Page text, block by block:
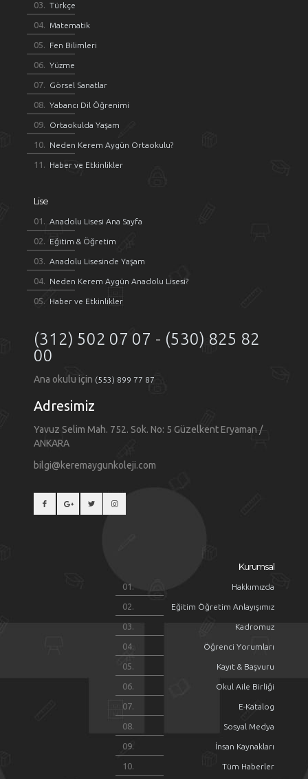
Türkçe
Matematik
Fen Bilimleri
Yüzme
Görsel Sanatlar
Yabancı Dil Öğrenimi
Ortaokulda Yaşam
Neden Kerem Aygün Ortaokulu?
Haber ve Etkinlikler
Lise
Anadolu Lisesi Ana Sayfa
Eğitim & Öğretim
Anadolu Lisesinde Yaşam
Neden Kerem Aygün Anadolu Lisesi?
Haber ve Etkinlikler
(312) 502 07 07 - (530) 825 82
00
Ana okulu için (553) 899 77 87
Adresimiz
Yavuz Selim Mah. 752. Sok. No: 5 Güzelkent Eryaman /
ANKARA
bilgi@keremaygunkoleji.com
Kurumsal
Hakkımızda
Eğitim Öğretim Anlayışımız
Kadromuz
Öğrenci Yorumları
Kayıt & Başvuru
Okul Aile Birliği
E-Katalog
Sosyal Medya
İnsan Kaynakları
Tüm Haberler